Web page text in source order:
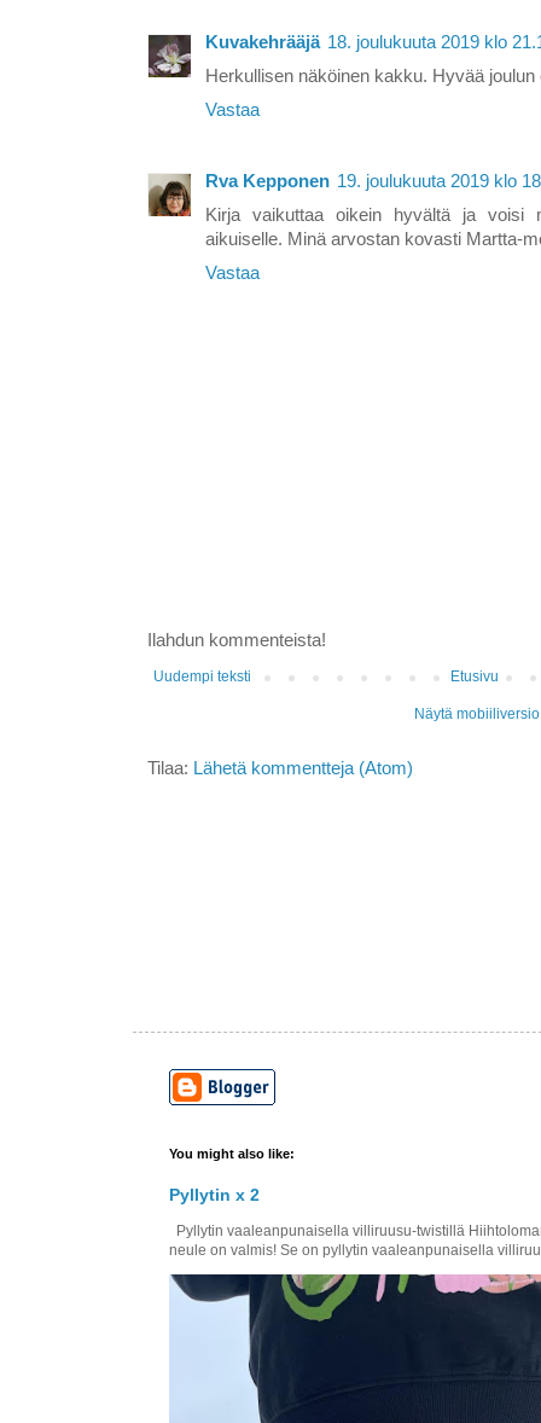
Kuvakehrääjä 18. joulukuuta 2019 klo
Herkullisen näköinen kakku. Hyvää joulun
Vastaa
Rva Kepponen 19. joulukuuta 2019 klo
Kirja vaikuttaa oikein hyvältä ja voisi
aikuiselle. Minä arvostan kovasti Martta-
Vastaa
Ilahdun kommenteista!
Uudempi teksti Etusivu
Näytä mobiiliversio
Tilaa: Lähetä kommentteja (Atom)
You might also like:
Pyllytin x 2
Pyllytin vaaleanpunaisella villiruusu-twistillä
neule on valmis! Se on pyllytin vaaleanpunaisella